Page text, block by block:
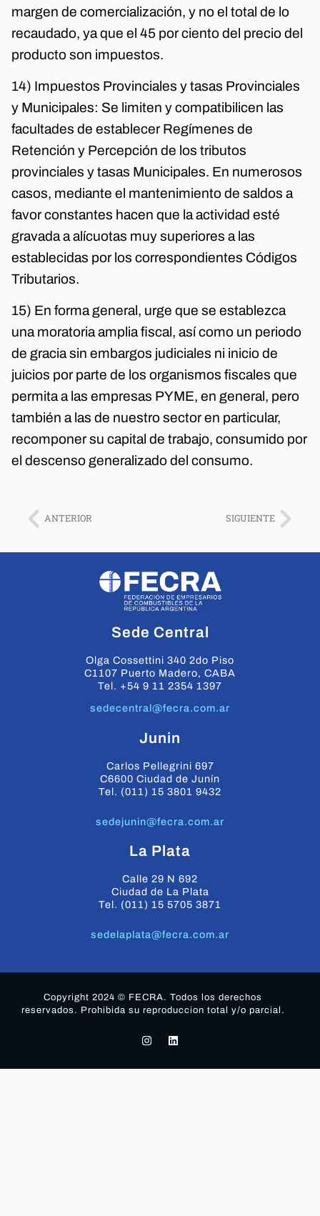
margen de comercialización, y no el total de lo
recaudado, ya que el 45 por ciento del precio del
producto son impuestos.
14) Impuestos Provinciales y tasas Provinciales
y Municipales: Se limiten y compatibilicen las
facultades de establecer Regímenes de
Retención y Percepción de los tributos
provinciales y tasas Municipales. En numerosos
casos, mediante el mantenimiento de saldos a
favor constantes hacen que la actividad esté
gravada a alícuotas muy superiores a las
establecidas por los correspondientes Códigos
Tributarios.
15) En forma general, urge que se establezca
una moratoria amplia fiscal, así como un periodo
de gracia sin embargos judiciales ni inicio de
juicios por parte de los organismos fiscales que
permita a las empresas PYME, en general, pero
también a las de nuestro sector en particular,
recomponer su capital de trabajo, consumido por
el descenso generalizado del consumo.
ANTERIOR SIGUIENTE
Sede Central
Olga Cossettini 340 2do Piso
C1107 Puerto Madero, CABA
Tel. +54 9 11 2354 1397
sedecentral@fecra.com.ar
Junin
Carlos Pellegrini 697
C6600 Ciudad de Junín
Tel. (011) 15 3801 9432
sedejunin@fecra.com.ar
La Plata
Calle 29 N 692
Ciudad de La Plata
Tel. (011) 15 5705 3871
sedelaplata@fecra.com.ar
Copyright 2024 © FECRA. Todos los derechos
reservados. Prohibida su reproduccion total y/o parcial.